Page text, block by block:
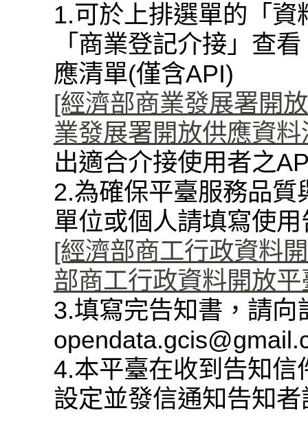
1.可於上排選單的「
「商業登記介接」查
應清單(僅含API)
[經濟部商業發展署開
業發展署開放供應資
出適合介接使用者之
2.為確保平臺服務品
單位或個人請填寫使
[經濟部商工行政資料
部商工行政資料開放
3.填寫完告知書，請
4.本平臺在收到告知信
設定並發信通知告知